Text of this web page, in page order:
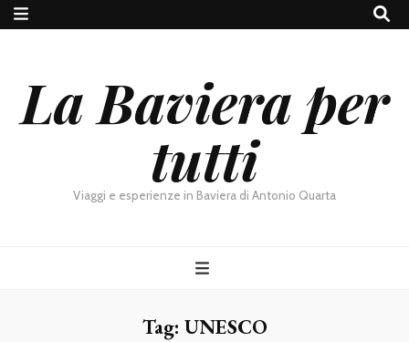
La Baviera per
tutti
Viaggi e esperienze in Baviera di Antonio Quarta
Tag: UNESCO